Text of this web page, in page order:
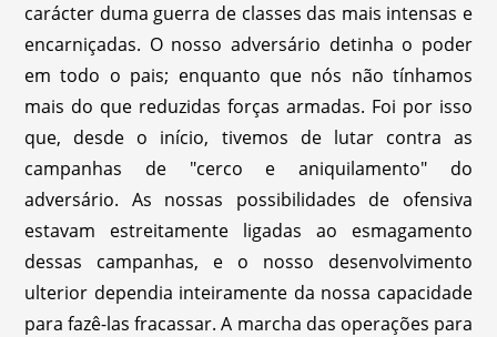
carácter duma guerra de classes das mais intensas e
encarniçadas. O nosso adversário detinha o poder
em todo o pais; enquanto que nós não tínhamos
mais do que reduzidas forças armadas. Foi por isso
que, desde o início, tivemos de lutar contra as
campanhas de "cerco e aniquilamento" do
adversário. As nossas possibilidades de ofensiva
estavam estreitamente ligadas ao esmagamento
dessas campanhas, e o nosso desenvolvimento
ulterior dependia inteiramente da nossa capacidade
para fazê-las fracassar. A marcha das operações para